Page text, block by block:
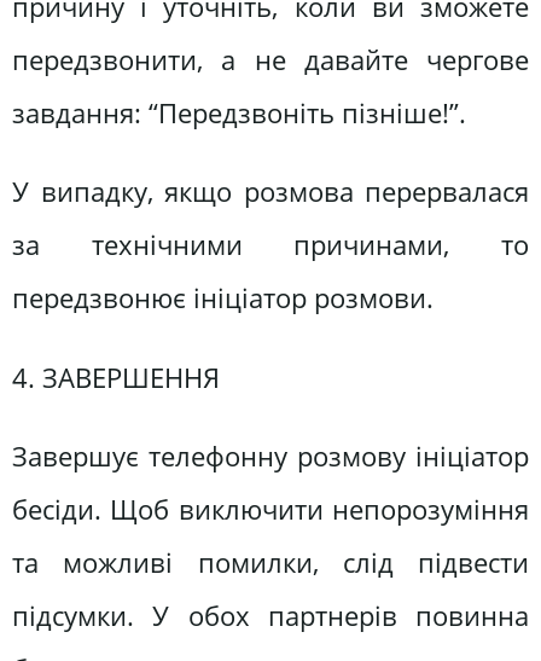
передзвонити, а не давайте чергове
завдання: “Передзвоніть пізніше!”.
У випадку, якщо розмова перервалася
за технічними причинами, то
передзвонює ініціатор розмови.
4. ЗАВЕРШЕННЯ
Завершує телефонну розмову ініціатор
бесіди. Щоб виключити непорозуміння
та можливі помилки, слід підвести
підсумки. У обох партнерів повинна